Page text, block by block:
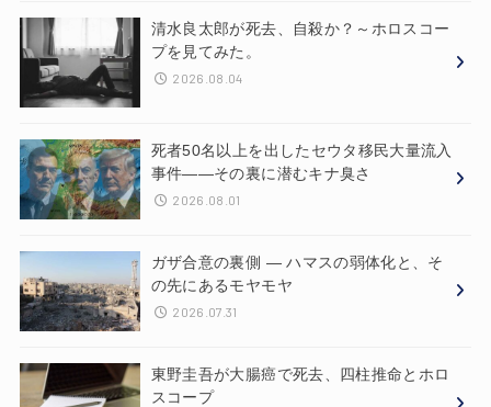
清水良太郎が死去、自殺か？～ホロスコー
プを見てみた。
2026.08.04
死者50名以上を出したセウタ移民大量流入
事件——その裏に潜むキナ臭さ
2026.08.01
ガザ合意の裏側 ― ハマスの弱体化と、そ
の先にあるモヤモヤ
2026.07.31
東野圭吾が大腸癌で死去、四柱推命とホロ
スコープ